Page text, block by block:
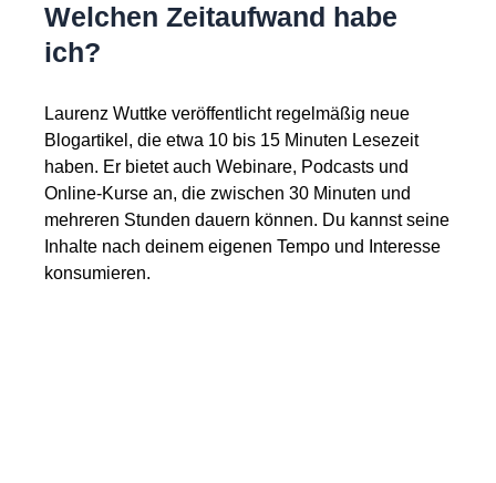
Welchen Zeitaufwand habe
ich?
Laurenz Wuttke veröffentlicht regelmäßig neue
Blogartikel, die etwa 10 bis 15 Minuten Lesezeit
haben. Er bietet auch Webinare, Podcasts und
Online-Kurse an, die zwischen 30 Minuten und
mehreren Stunden dauern können. Du kannst seine
Inhalte nach deinem eigenen Tempo und Interesse
konsumieren.